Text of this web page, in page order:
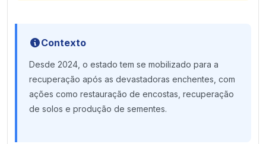
Contexto
Desde 2024, o estado tem se mobilizado para a
recuperação após as devastadoras enchentes, com
ações como restauração de encostas, recuperação
de solos e produção de sementes.